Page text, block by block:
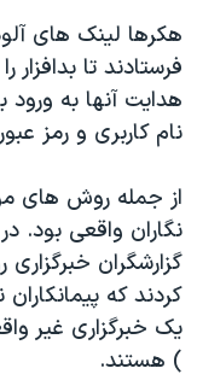
هکرها لینک های
فرستادند تا بدافزار
هدایت آنها به ورود
نام کاربری و رمز
از جمله روش های
نگاران واقعی بود.
گزارشگران
کردند که
یک خبرگزاری غیر
) هستند.